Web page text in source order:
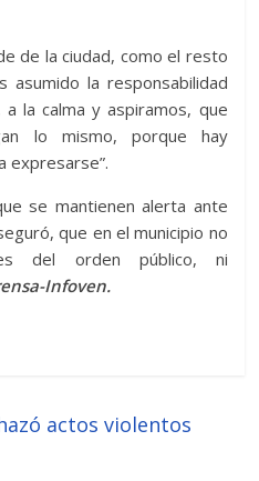
de la ciudad, como el resto
asumido la responsabilidad
la calma y aspiramos, que
lo mismo, porque hay
expresarse”.
se mantienen alerta ante
que en el municipio no
del orden público, ni
Infoven.
actos violentos